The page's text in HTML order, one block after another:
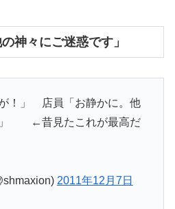
神々にご迷惑です」
！」 店員「お静かに。他
」 ←昔見たこれが最高だ
2011年12月7日